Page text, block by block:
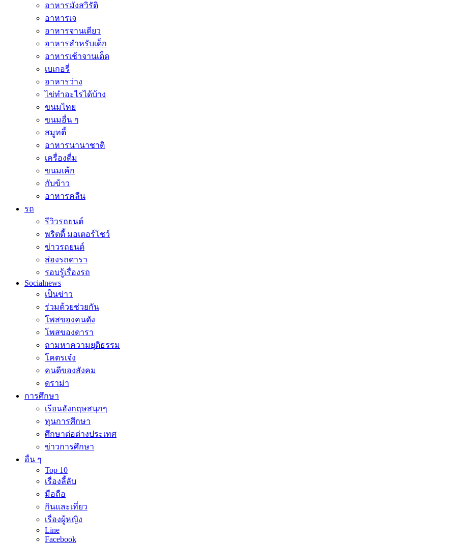
อาหารมังสวิรัติ
อาหารเจ
อาหารจานเดียว
อาหารสำหรับเด็ก
อาหารเช้าจานเด็ด
เบเกอรี่
อาหารว่าง
ไข่ทำอะไรได้บ้าง
ขนมไทย
ขนมอื่น ๆ
สมูทตี้
อาหารนานาชาติ
เครื่องดื่ม
ขนมเค้ก
กับข้าว
อาหารคลีน
รถ
รีวิวรถยนต์
พริตตี้ มอเตอร์โชว์
ข่าวรถยนต์
ส่องรถดารา
รอบรู้เรื่องรถ
Socialnews
เป็นข่าว
ร่วมด้วยช่วยกัน
โพสของคนดัง
โพสของดารา
ถามหาความยุติธรรม
โคตรเจ๋ง
คนดีของสังคม
ดราม่า
การศึกษา
เรียนอังกฤษสนุกๆ
ทุนการศึกษา
ศึกษาต่อต่างประเทศ
ข่าวการศึกษา
อื่น ๆ
Top 10
เรื่องลี้ลับ
มือถือ
กินและเที่ยว
เรื่องผู้หญิง
Line
Facebook